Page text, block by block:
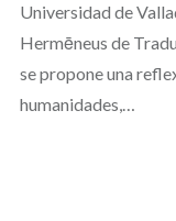
Universidad de
Hermēneus de
se propone una
humanidades,…